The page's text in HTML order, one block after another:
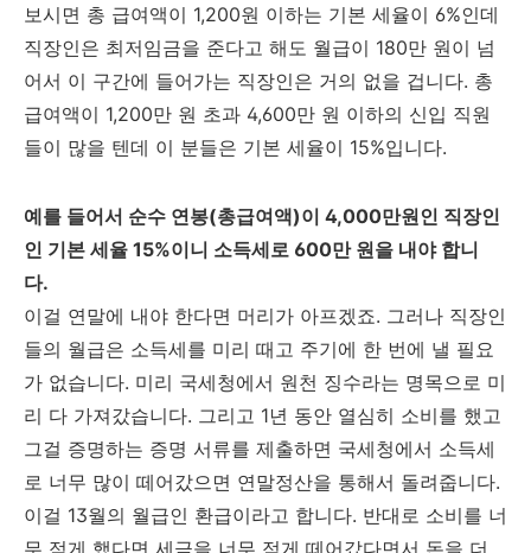
보시면 총 급여액이 1,200원 이하는 기본 세율이 6%인데
직장인은 최저임금을 준다고 해도 월급이 180만 원이 넘
어서 이 구간에 들어가는 직장인은 거의 없을 겁니다. 총
급여액이 1,200만 원 초과 4,600만 원 이하의 신입 직원
들이 많을 텐데 이 분들은 기본 세율이 15%입니다.
예를 들어서 순수 연봉(총급여액)이 4,000만원인 직장인
인 기본 세율 15%이니 소득세로 600만 원을 내야 합니
다.
이걸 연말에 내야 한다면 머리가 아프겠죠. 그러나 직장인
들의 월급은 소득세를 미리 때고 주기에 한 번에 낼 필요
가 없습니다. 미리 국세청에서 원천 징수라는 명목으로 미
리 다 가져갔습니다. 그리고 1년 동안 열심히 소비를 했고
그걸 증명하는 증명 서류를 제출하면 국세청에서 소득세
로 너무 많이 떼어갔으면 연말정산을 통해서 돌려줍니다.
이걸 13월의 월급인 환급이라고 합니다. 반대로 소비를 너
무 적게 했다면 세금을 너무 적게 떼어갔다면서 돈을 더